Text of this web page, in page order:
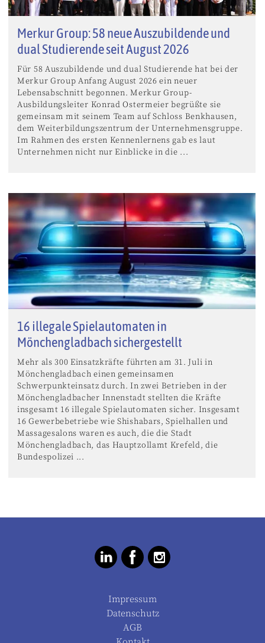
Merkur Group: 58 neue Auszubildende und
dual Studierende seit August 2026
Für 58 Auszubildende und dual Studierende hat bei der
Merkur Group Anfang August 2026 ein neuer
Lebensabschnitt begonnen. Merkur Group-
Ausbildungsleiter Konrad Ostermeier begrüßte sie
gemeinsam mit seinem Team auf Schloss Benkhausen,
dem Weiterbildungszentrum der Unternehmensgruppe.
Im Rahmen des ersten Kennenlernens gab es laut
Unternehmen nicht nur Einblicke in die ...
16 illegale Spielautomaten in
Mönchengladbach sichergestellt
Mehr als 300 Einsatzkräfte führten am 31. Juli in
Mönchengladbach einen gemeinsamen
Schwerpunkteinsatz durch. In zwei Betrieben in der
Mönchengladbacher Innenstadt stellten die Kräfte
insgesamt 16 illegale Spielautomaten sicher. Insgesamt
16 Gewerbebetriebe wie Shishabars, Spielhallen und
Massagesalons waren es auch, die die Stadt
Mönchengladbach, das Hauptzollamt Krefeld, die
Bundespolizei ...
Impressum
Datenschutz
AGB